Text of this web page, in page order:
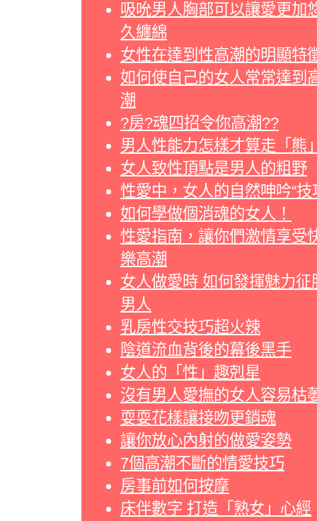
吸吮男人胸部可以讓愛更加
久纏綿
女性在達到性高潮的明顯特
如何使自己的女人常常達到
潮
?房?魂四招令你高潮??
男人性能力怎樣才算走「熊
女人致性頂點是男人的粗野
性愛中，女人的自然呻吟“技
如何學做個消魂的女人！
性愛指南，讓你們激情享受
樂高潮
女人做愛時 如何發揮魅力征
男人
乳房性交技巧超火辣
陰道流血背後的幕後黑手
女人的「性」趣剋星
沒有男人愛撫的女人容易枯
耍耍花樣讓接吻更銷魂
讓你放心內射的做愛姿勢
7個高潮不斷的情愛技巧
房事前如何按摩
床伴數字 打造「熟女」心經